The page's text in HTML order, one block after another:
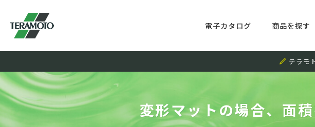
電子カタログ 商品を探す
テラモ
変形マットの場合、面